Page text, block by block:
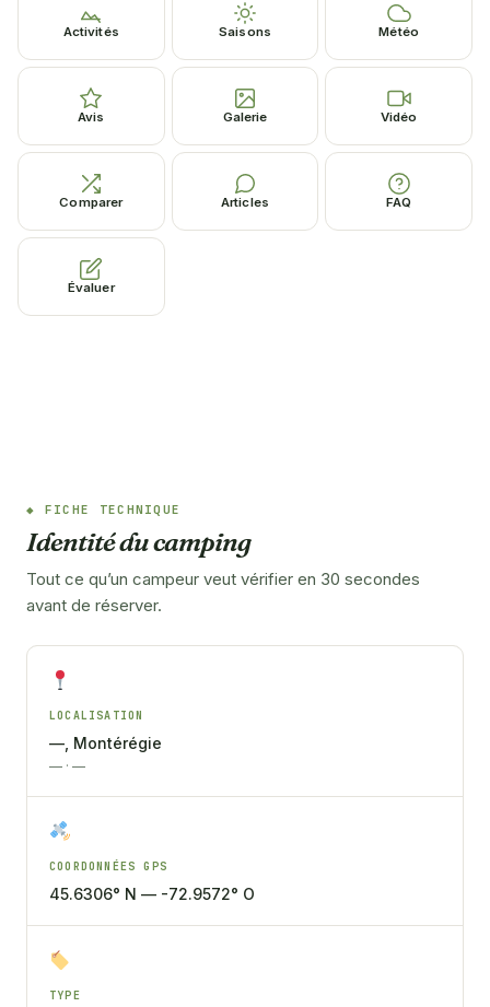
Activités Saisons Météo
Avis Galerie Vidéo
Comparer Articles FAQ
Évaluer
FICHE TECHNIQUE
Identité du camping
Tout ce qu’un campeur veut vérifier en 30 secondes
avant de réserver.
LOCALISATION
—, Montérégie
— · —
COORDONNÉES GPS
45.6306° N — -72.9572° O
TYPE